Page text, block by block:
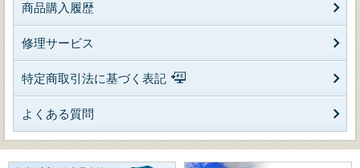
商品購入履歴
修理サービス
特定商取引法に基づく表記
よくある質問